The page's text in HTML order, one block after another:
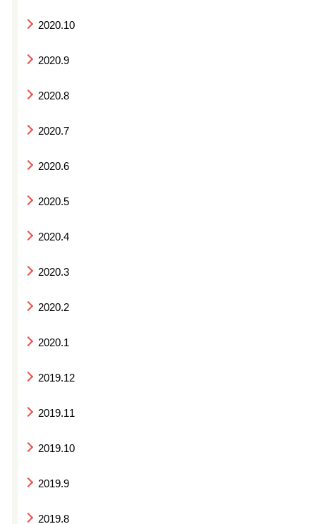
2020.10
2020.9
2020.8
2020.7
2020.6
2020.5
2020.4
2020.3
2020.2
2020.1
2019.12
2019.11
2019.10
2019.9
2019.8